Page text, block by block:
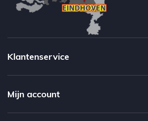
Klantenservice
Mijn account